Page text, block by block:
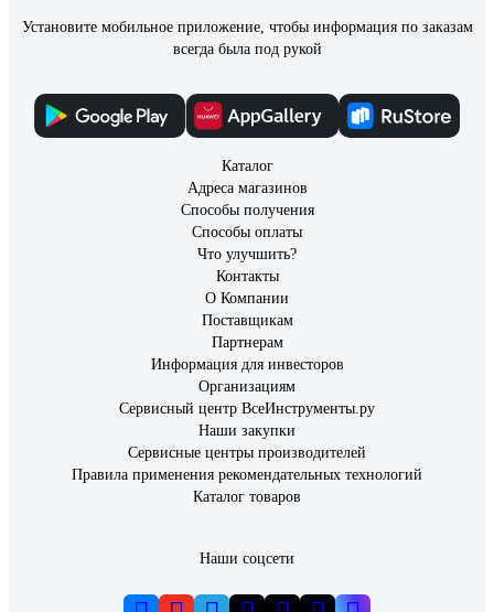
Установите мобильное приложение, чтобы информация по заказам
всегда была под рукой
Каталог
Адреса магазинов
Способы получения
Способы оплаты
Что улучшить?
Контакты
О Компании
Поставщикам
Партнерам
Информация для инвесторов
Организациям
Сервисный центр ВсеИнструменты.ру
Наши закупки
Сервисные центры производителей
Правила применения рекомендательных технологий
Каталог товаров
Наши соцсети